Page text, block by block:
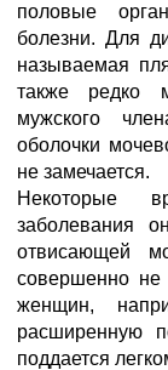
половые
болезни. Для
называемая
также редко
мужского
оболочки
не замечается.
Некоторые
заболевания
отвисающей
совершенно не
женщин,
расширенную
поддается